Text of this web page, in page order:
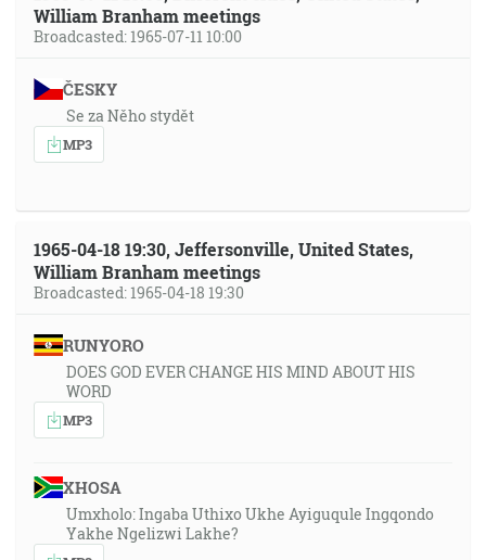
William Branham meetings
Broadcasted: 1965-07-11 10:00
ČESKY
Se za Něho stydět
MP3
1965-04-18 19:30, Jeffersonville, United States,
William Branham meetings
Broadcasted: 1965-04-18 19:30
RUNYORO
DOES GOD EVER CHANGE HIS MIND ABOUT HIS
WORD
MP3
XHOSA
Umxholo: Ingaba Uthixo Ukhe Ayiguqule Ingqondo
Yakhe Ngelizwi Lakhe?